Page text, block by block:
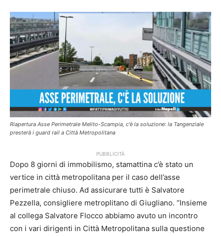
Riapertura Asse Perimetrale Melito-Scampia, c'è la soluzione: la Tangenziale
presterà i guard rail a Città Metropolitana
PUBBLICITÀ
Dopo 8 giorni di immobilismo, stamattina c’è stato un
vertice in città metropolitana per il caso dell’asse
perimetrale chiuso. Ad assicurare tutti è Salvatore
Pezzella, consigliere metroplitano di Giugliano. “Insieme
al collega Salvatore Flocco abbiamo avuto un incontro
con i vari dirigenti in Città Metropolitana sulla questione